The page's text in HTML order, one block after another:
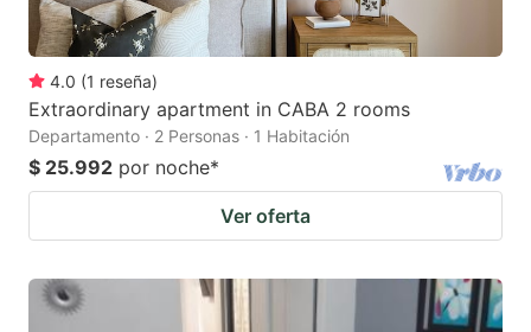
4.0 (1 reseña)
Extraordinary apartment in CABA 2 rooms
Departamento · 2 Personas · 1 Habitación
$ 25.992 por noche*
Ver oferta